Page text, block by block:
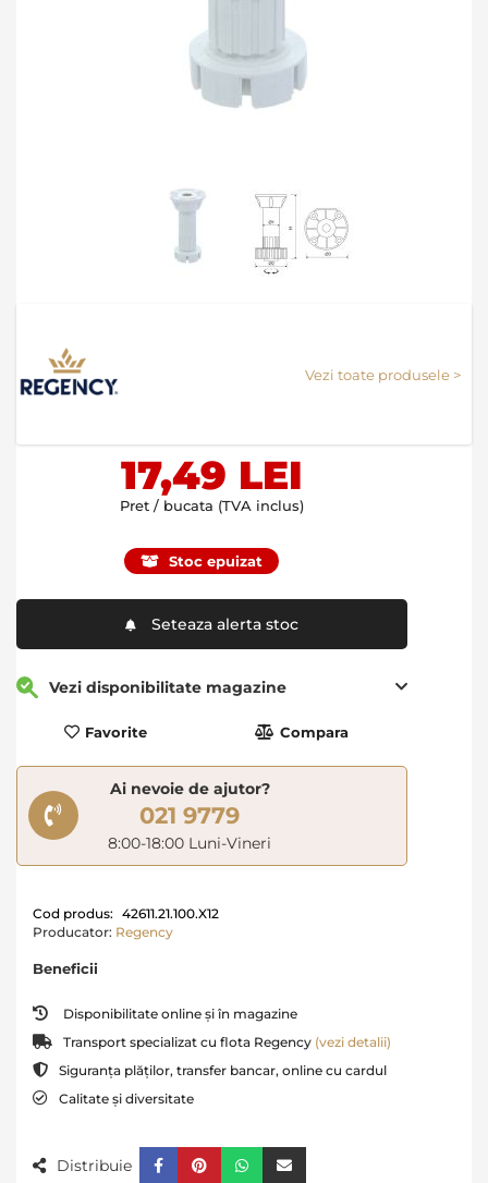
beginning
of
images
Vezi toate produsele >
17,49 LEI
Pret / bucata (TVA inclus)
Stoc epuizat
Seteaza alerta stoc
Vezi disponibilitate magazine
Favorite Compara
Ai nevoie de ajutor?
021 9779
8:00-18:00 Luni-Vineri
Cod produs: 42611.21.100.X12
Producator: Regency
Beneficii
Disponibilitate online și în magazine
Transport specializat cu flota Regency (vezi detalii)
Siguranța plăților, transfer bancar, online cu cardul
Calitate și diversitate
Distribuie